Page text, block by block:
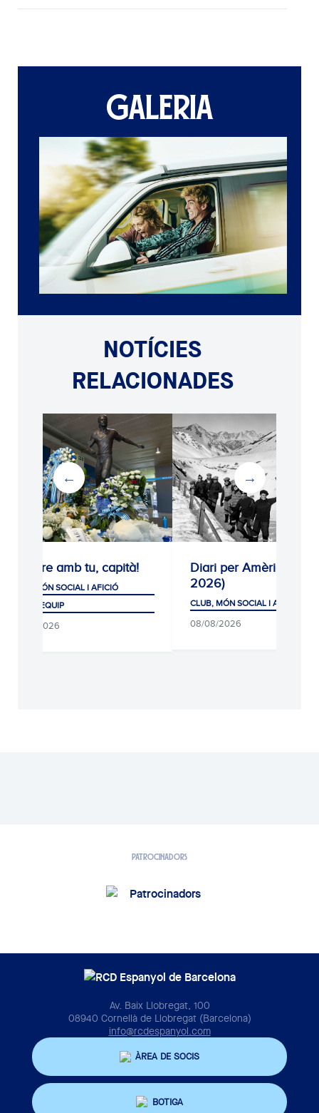
GALERIA
NOTÍCIES
RELACIONADES
Sempre amb tu, capità!
CLUB, MÓN SOCIAL I AFICIÓ
PRIMER EQUIP
08/08/2026
Diari per Amèrica
2026)
CLUB, MÓN SOCIAL I AFICIÓ
08/08/2026
PATROCINADORS
Av. Baix Llobregat, 100
08940 Cornellà de Llobregat (Barcelona)
info@rcdespanyol.com
ÀREA DE SOCIS
BOTIGA